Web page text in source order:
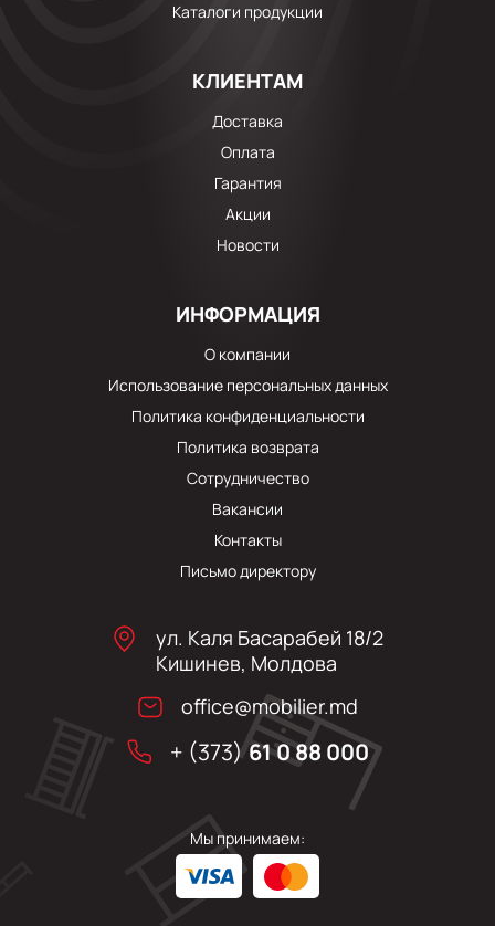
Каталоги продукции
КЛИЕНТАМ
Доставка
Оплата
Гарантия
Акции
Новости
ИНФОРМАЦИЯ
О компании
Использование персональных данных
Политика конфиденциальности
Политика возврата
Сотрудничество
Вакансии
Контакты
Письмо директору
ул. Каля Басарабей 18/2
Кишинев, Молдова
office@mobilier.md
+ (373)61 0 88 000
Мы принимаем: